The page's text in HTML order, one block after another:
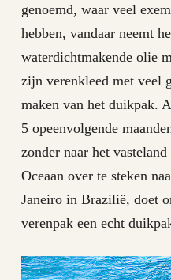
genoemd, waar veel
hebben, vandaar neemt
waterdichtmakende olie
zijn verenkleed met veel
maken van het duikpak.
5 opeenvolgende
zonder naar het
Oceaan over te steken
Janeiro in Brazilië, doet
verenpak een echt